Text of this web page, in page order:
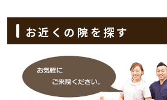
お近くの院を探す